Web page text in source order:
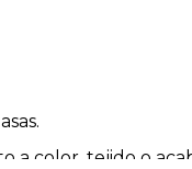
color, tejido o